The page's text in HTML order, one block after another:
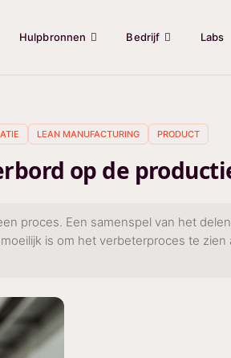
Hulpbronnen Bedrijf Labs
LEAN MANUFACTURING PRODUCT
op de
proces. Een samenspel van het
is om het verbeterproces te zien